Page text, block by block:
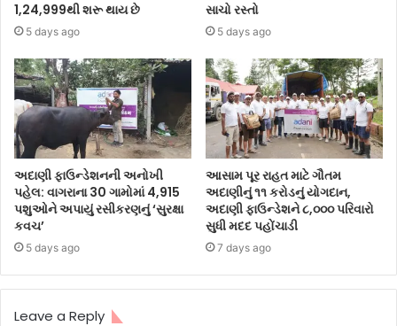
1,24,999થી શરૂ થાય છે
5 days ago
સાચો રસ્તો
5 days ago
અદાણી ફાઉન્ડેશનની અનોખી
પહેલ: વાગરાના 30 ગામોમાં 4,915
પશુઓને અપાયું રસીકરણનું ‘સુરક્ષા
કવચ’
5 days ago
આસામ પૂર રાહત માટે ગૌતમ
અદાણીનું ૧૧ કરોડનું યોગદાન,
અદાણી ફાઉન્ડેશને ૮,૦૦૦ પરિવારો
સુધી મદદ પહોંચાડી
7 days ago
Leave a Reply